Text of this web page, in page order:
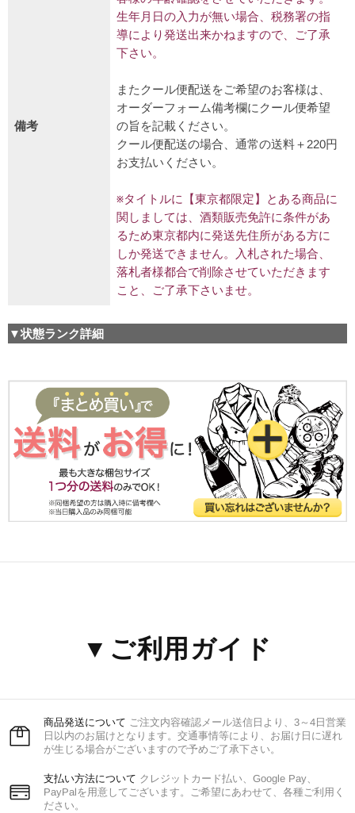
備考
生年月日の入力が無い場合、税務署の指
導により発送出来かねますので、ご了承
下さい。
またクール便配送をご希望のお客様は、
オーダーフォーム備考欄にクール便希望
の旨を記載ください。
クール便配送の場合、通常の送料＋220円
お支払いください。
※タイトルに【東京都限定】とある商品に
関しましては、酒類販売免許に条件があ
るため東京都内に発送先住所がある方に
しか発送できません。入札された場合、
落札者様都合で削除させていただきます
こと、ご了承下さいませ。
▼状態ランク詳細
▼ご利用ガイド
商品発送について ご注文内容確認メール送信日より、3～4日営業
日以内のお届けとなります。交通事情等により、お届け日に遅れ
が生じる場合がございますので予めご了承下さい。
支払い方法について クレジットカード払い、Google Pay、
PayPalを用意してございます。ご希望にあわせて、各種ご利用く
ださい。